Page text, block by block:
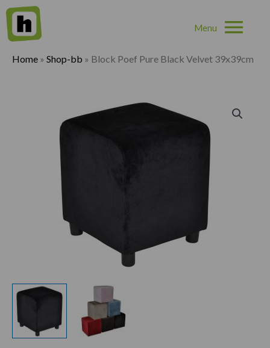
Home » Shop-bb » Block Poef Pure Black Velvet 39x39cm